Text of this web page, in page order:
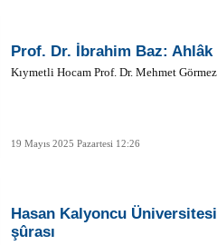
Prof. Dr. İbrahim Baz: Ahlâk
Kıymetli Hocam Prof. Dr. Mehmet
19 Mayıs 2025 Pazartesi 12:26
Hasan Kalyoncu
şûrası